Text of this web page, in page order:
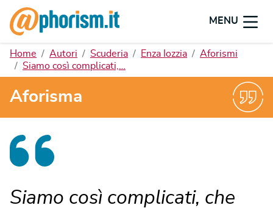
MENU
Home Autori Scuderia Enza Iozzia
Aforismi
Siamo così complicati,…
Aforisma
Siamo così complicati, che